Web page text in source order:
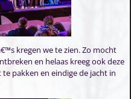
kregen we te zien. Zo mocht
en helaas kreeg ook deze
pakken en eindige de jacht in